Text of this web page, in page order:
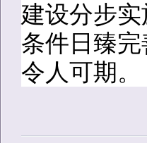
建设分步
条件日臻
令人可期。